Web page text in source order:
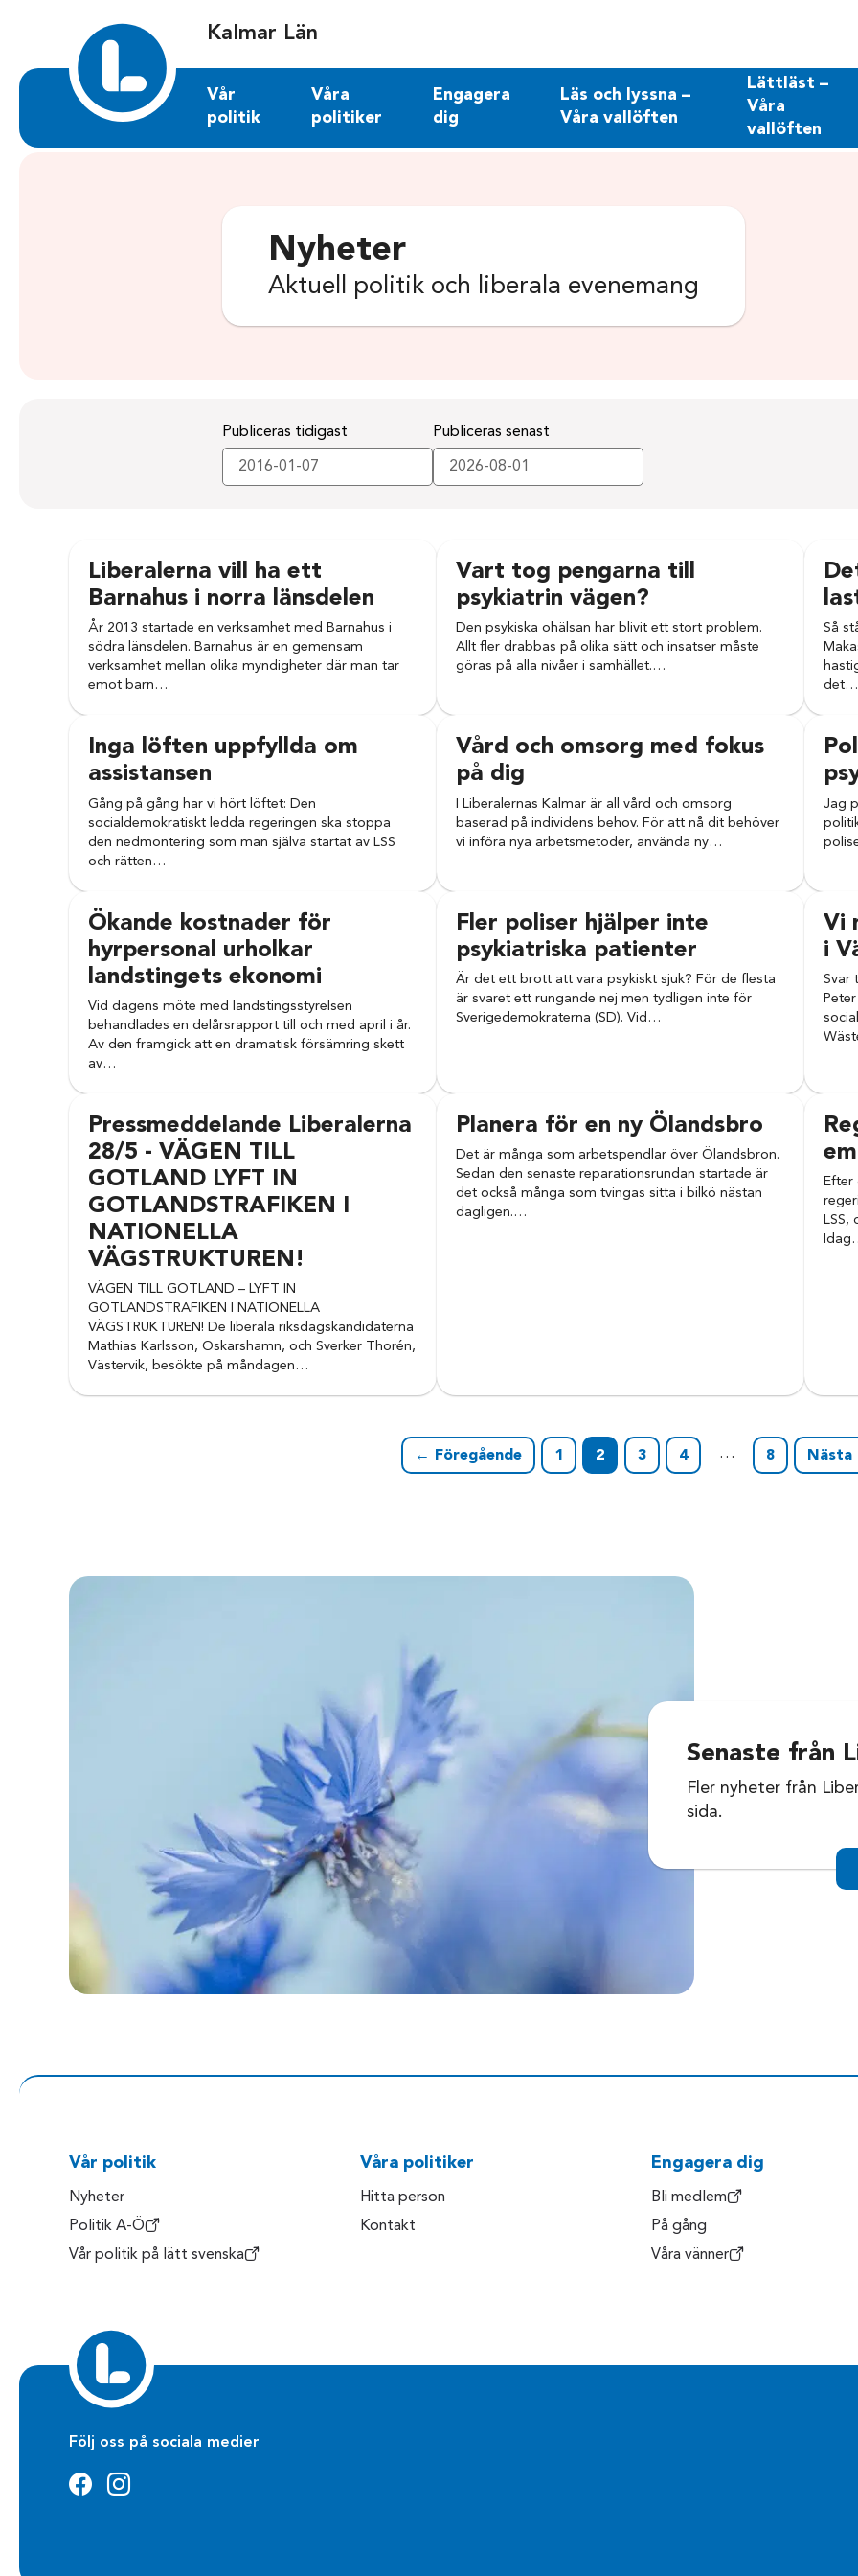
Kalmar Län
Vår
politik
Våra
politiker
Engagera
dig
Läs och lyssna –
Våra vallöften
Lättläst –
Våra
vallöften
Nyheter
Aktuell politik och liberala evenemang
Publiceras tidigast Publiceras senast
Liberalerna vill ha ett
Barnahus i norra länsdelen
År 2013 startade en verksamhet med Barnahus i
södra länsdelen. Barnahus är en gemensam
verksamhet mellan olika myndigheter där man tar
emot barn…
Vart tog pengarna till
psykiatrin vägen?
Den psykiska ohälsan har blivit ett stort problem.
Allt fler drabbas på olika sätt och insatser måste
göras på alla nivåer i samhället.…
Så
det…
Inga löften uppfyllda om
assistansen
Gång på gång har vi hört löftet: Den
socialdemokratiskt ledda regeringen ska stoppa
den nedmontering som man själva startat av LSS
och rätten…
Vård och omsorg med fokus
på dig
I Liberalernas Kalmar är all vård och omsorg
baserad på individens behov. För att nå dit behöver
vi införa nya arbetsmetoder, använda ny…
Jag
Ökande kostnader för
hyrpersonal urholkar
landstingets ekonomi
Vid dagens möte med landstingsstyrelsen
behandlades en delårsrapport till och med april i år.
Av den framgick att en dramatisk försämring skett
av…
Fler poliser hjälper inte
psykiatriska patienter
Är det ett brott att vara psykiskt sjuk? För de flesta
är svaret ett rungande nej men tydligen inte för
Sverigedemokraterna (SD). Vid…
Vi
i
Svar
Pressmeddelande Liberalerna
28/5 - VÄGEN TILL
GOTLAND LYFT IN
GOTLANDSTRAFIKEN I
NATIONELLA
VÄGSTRUKTUREN!
VÄGEN TILL GOTLAND – LYFT IN
GOTLANDSTRAFIKEN I NATIONELLA
VÄGSTRUKTUREN! De liberala riksdagskandidaterna
Mathias Karlsson, Oskarshamn, och Sverker Thorén,
Västervik, besökte på måndagen…
Planera för en ny Ölandsbro
Det är många som arbetspendlar över Ölandsbron.
Sedan den senaste reparationsrundan startade är
det också många som tvingas sitta i bilkö nästan
dagligen.…
Efter
LSS,
← Föregående 1 2 3 4 … 8
Senaste från
Fler nyheter från
sida.
Vår politik
Nyheter
Politik A-Ö
Vår politik på lätt svenska
Våra politiker
Hitta person
Kontakt
Engagera dig
Bli medlem
På gång
Våra vänner
Följ oss på sociala medier